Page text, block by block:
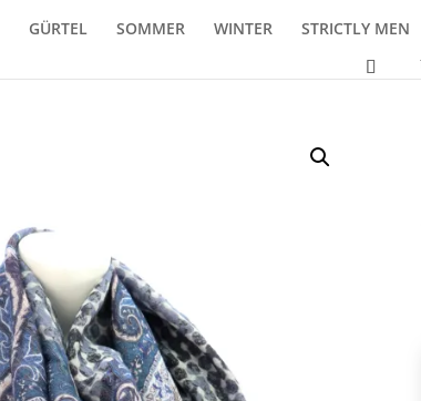
GÜRTEL SOMMER WINTER STRICTLY MEN